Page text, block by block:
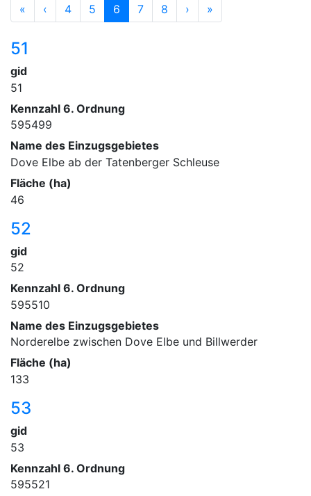
« ‹ 4 5 6 7 8 › »
51
gid
51
Kennzahl 6. Ordnung
595499
Name des Einzugsgebietes
Dove Elbe ab der Tatenberger Schleuse
Fläche (ha)
46
52
gid
52
Kennzahl 6. Ordnung
595510
Name des Einzugsgebietes
Norderelbe zwischen Dove Elbe und Billwerder
Fläche (ha)
133
53
gid
53
Kennzahl 6. Ordnung
595521